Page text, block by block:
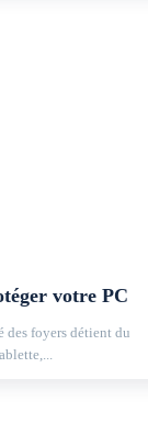
votre PC
des foyers détient du